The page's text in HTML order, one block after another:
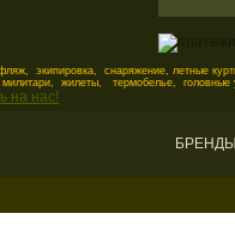
экипировка, снаряжение, летные
милитари, жилеты, термобелье, головные
БРЕНДЫ